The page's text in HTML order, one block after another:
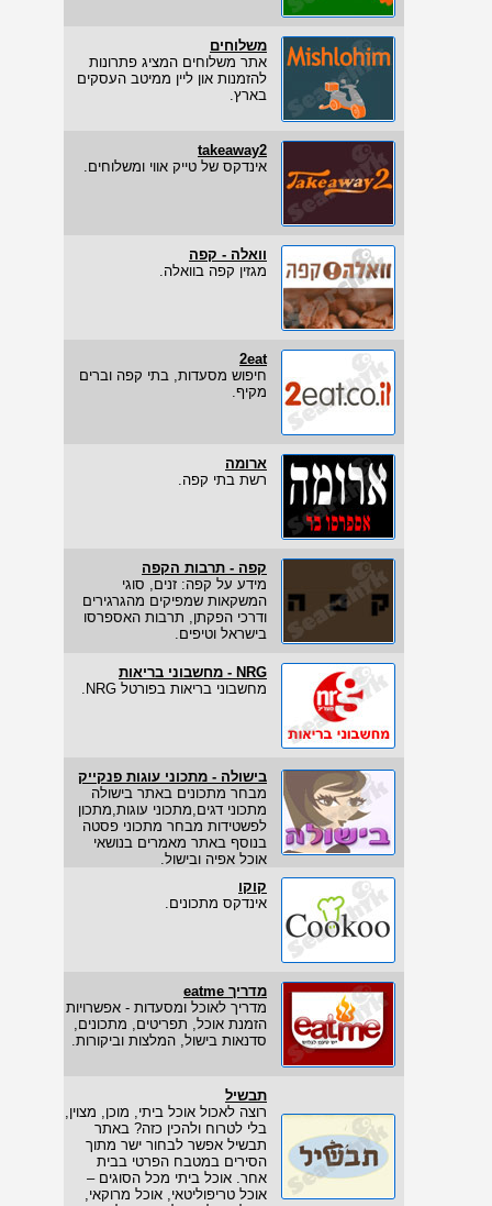
משלוחים
אתר משלוחים המציג פתרונות
להזמנות און ליין ממיטב העסקים
בארץ.
takeaway2
אינדקס של טייק אווי ומשלוחים.
וואלה - קפה
מגזין קפה בוואלה.
2eat
חיפוש מסעדות, בתי קפה וברים
מקיף.
ארומה
רשת בתי קפה.
קפה - תרבות הקפה
מידע על קפה: זנים, סוגי
המשקאות שמפיקים מהגרגירים
ודרכי הפקתן, תרבות האספרסו
בישראל וטיפים.
NRG - מחשבוני בריאות
מחשבוני בריאות בפורטל NRG.
בישולה - מתכוני עוגות פנקייק
מבחר מתכונים באתר בישולה
מתכוני דגים,מתכוני עוגות,מתכון
לפשטידות מבחר מתכוני פסטה
בנוסף באתר מאמרים בנושאי
אוכל אפיה ובישול.
קוקו
אינדקס מתכונים.
מדריך eatme
מדריך לאוכל ומסעדות - אפשרויות
הזמנת אוכל, תפריטים, מתכונים,
סדנאות בישול, המלצות וביקורות.
תבשיל
רוצה לאכול אוכל ביתי, מוכן, מצוין,
בלי לטרוח ולהכין כזה? באתר
תבשיל אפשר לבחור ישר מתוך
הסירים במטבח הפרטי בבית
אחר. אוכל ביתי מכל הסוגים –
אוכל טריפוליטאי, אוכל מרוקאי,